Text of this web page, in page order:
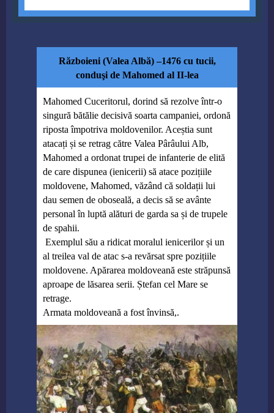
Războieni (Valea Albă) –1476 cu tucii,
conduşi de Mahomed al II-lea
Mahomed Cuceritorul, dorind să rezolve într-o
singură bătălie decisivă soarta campaniei, ordonă
riposta împotriva moldovenilor. Aceștia sunt
atacați și se retrag către Valea Pârâului Alb,
Mahomed a ordonat trupei de infanterie de elită
de care dispunea (ienicerii) să atace pozițiile
moldovene, Mahomed, văzând că soldații lui
dau semen de oboseală, a decis să se avânte
personal în luptă alături de garda sa și de trupele
de spahii.
Exemplul său a ridicat moralul ienicerilor și un
al treilea val de atac s-a revărsat spre pozițiile
moldovene. Apărarea moldoveană este străpunsă
aproape de lăsarea serii. Ștefan cel Mare se
retrage.
Armata moldoveană a fost învinsă,.